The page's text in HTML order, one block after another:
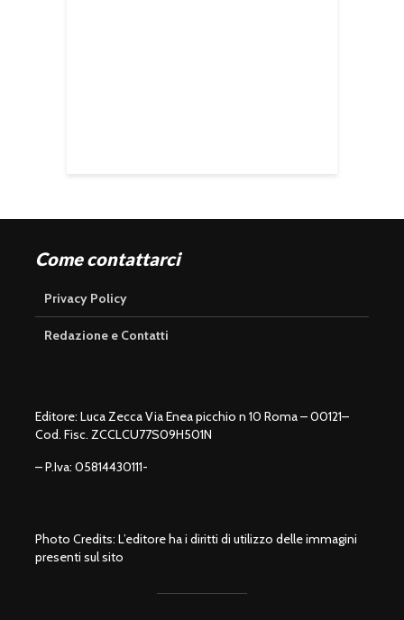
Come contattarci
Privacy Policy
Redazione e Contatti
Editore: Luca Zecca Via Enea picchio n 10 Roma – 00121–
Cod. Fisc. ZCCLCU77S09H501N
– P.Iva: 05814430111-
Photo Credits: L’editore ha i diritti di utilizzo delle immagini
presenti sul sito